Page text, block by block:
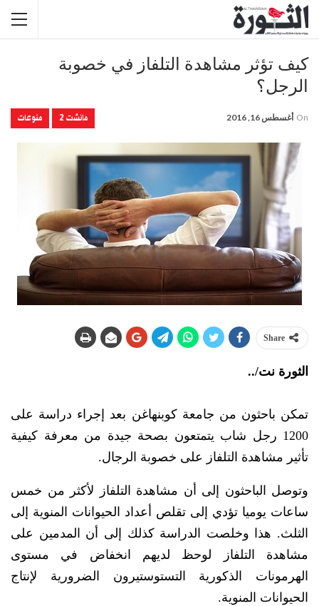
كيف تؤثر مشاهدة التلفاز في خصوبة
الرجل؟
مانشت 2 منوعات On أغسطس 16, 2016
Share
الثورة نت/..
تمكن باحثون من جامعة كوبنهاغن بعد إجراء دراسة على
1200 رجل شاب يتمتعون بصحة جيدة من معرفة كيفية
تأثير مشاهدة التلفاز على خصوبة الرجال.
وتوصل الباحثون إلى أن مشاهدة التلفاز لأكثر من خمس
ساعات يوميا تؤدي إلى تقلص أعداد الحيوانات المنوية إلى
الثلث. هذا وخلصت الدراسة كذلك إلى أن المدمين على
مشاهدة التلفاز لوحظ لديهم انخفاض في مستوى
الهرمونات الذكورية التستوستيرون الضرورية لإنتاج
الحيوانات المنوية.